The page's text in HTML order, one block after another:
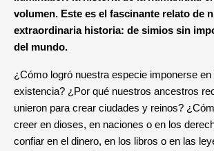
volumen. Este es el fascinante relato de
extraordinaria historia: de simios sin
del mundo.
¿Cómo logró nuestra especie imponerse en
existencia? ¿Por qué nuestros ancestros
unieron para crear ciudades y reinos?
creer en dioses, en naciones o en los
confiar en el dinero, en los libros o en las